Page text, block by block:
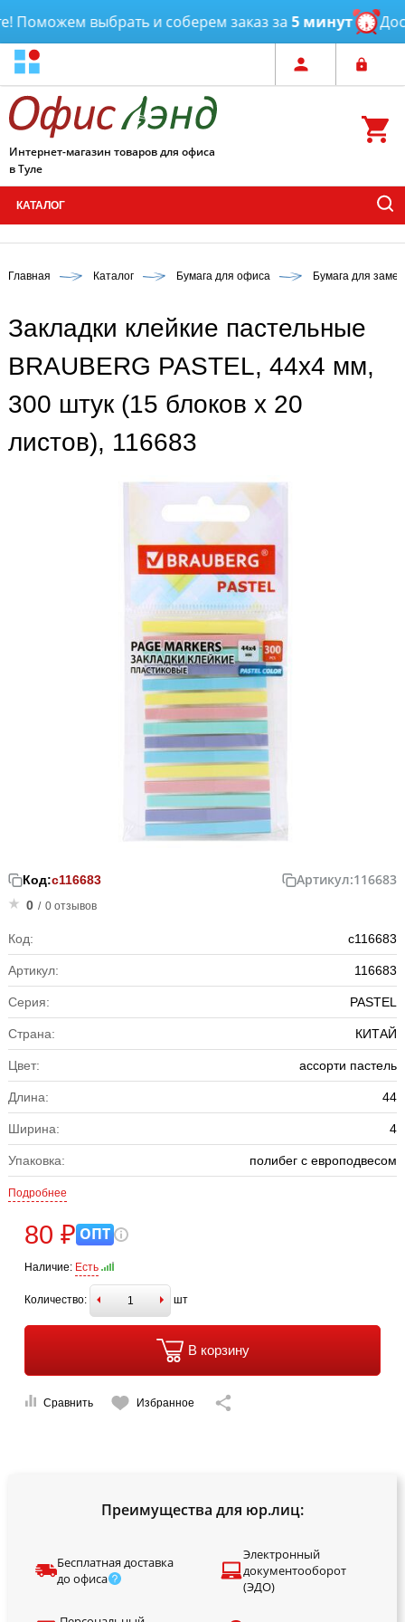
выбрать и соберем заказ за5 минут
Интернет-магазин товаров для офиса
в Туле
КАТАЛОГ
Главная Каталог Бумага для офиса Бумага для
Закладки клейкие пастельные
BRAUBERG PASTEL, 44х4 мм,
300 штук (15 блоков х 20
листов), 116683
Код:с116683 Артикул:116683
0 / 0 отзывов
Код: с116683
Артикул: 116683
Серия: PASTEL
Страна: КИТАЙ
Цвет: ассорти пастель
Длина: 44
Ширина: 4
Упаковка: полибег с европодвесом
Подробнее
80 ₽ ОПТ
Наличие: Есть
Количество: шт
В корзину
Сравнить Избранное
Преимущества для юр.лиц:
Бесплатная доставка
до офиса
Электронный
документооборот
(ЭДО)